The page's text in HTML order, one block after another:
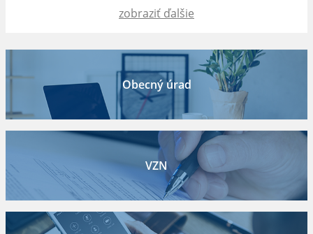
zobraziť ďalšie
Obecný úrad
VZN